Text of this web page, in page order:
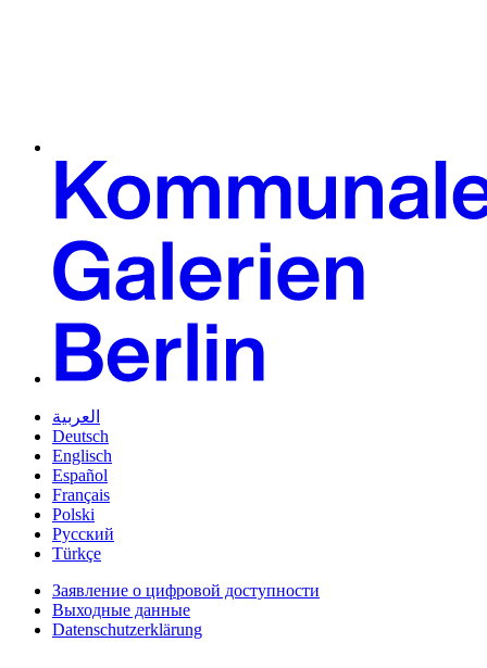
العربية
Deutsch
Englisch
Español
Français
Polski
Русский
Türkçe
Заявление о цифровой доступности
Выходные данные
Datenschutzerklärung